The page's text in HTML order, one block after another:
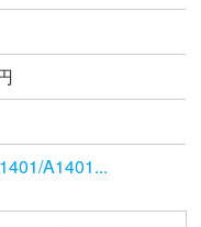
A1401...